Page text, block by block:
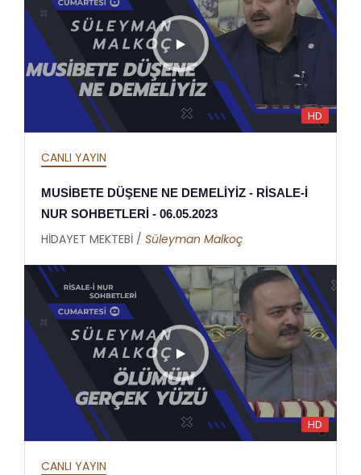
HD
CANLI YAYIN
MUSİBETE DÜŞENE NE DEMELİYİZ - RİSALE-İ
NUR SOHBETLERİ - 06.05.2023
HİDAYET MEKTEBİ / Süleyman Malkoç
HD
CANLI YAYIN